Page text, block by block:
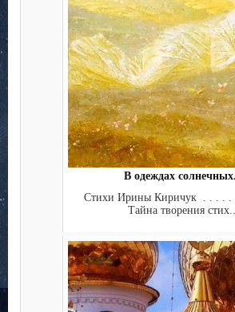
В одеждах
Стихи Ирины Киричук . . . .
Тайна творения стих...